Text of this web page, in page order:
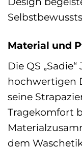
Material und
Die QS
hochwertigen
seine
Tragekomfort
dem